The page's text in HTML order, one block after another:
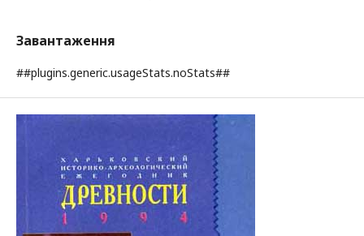
Завантаження
##plugins.generic.usageStats.noStats##